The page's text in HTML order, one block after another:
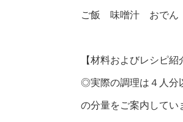
ご飯 味噌汁 おでん
【材料およびレシピ紹
◎実際の調理は４人分
の分量をご案内してい